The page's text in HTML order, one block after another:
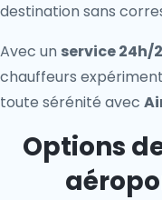
destination sans
Avec un service 24h/
chauffeurs
toute sérénité avec
Options